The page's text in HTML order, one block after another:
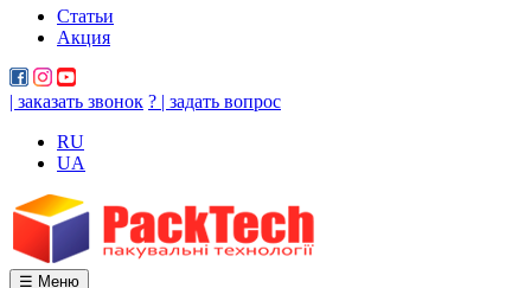
Статьи
Акция
| заказать звонок ? | задать вопрос
RU
UA
☰ Меню